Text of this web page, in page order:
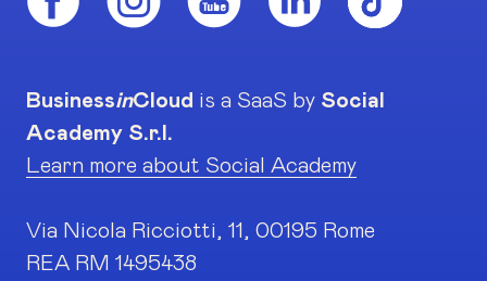
BusinessinCloud is a SaaS by Social
Academy S.r.l.
Learn more about Social Academy
Via Nicola Ricciotti, 11, 00195 Rome
REA RM 1495438